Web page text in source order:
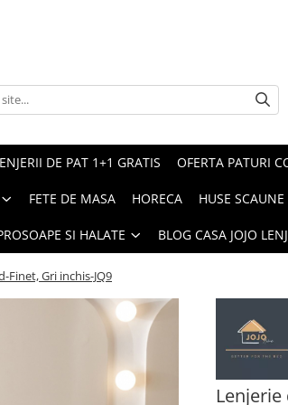
DE PAT 1+1 GRATIS OFERTA PATURI
FETE DE MASA HORECA HUSE
SI HALATE BLOG CASA JOJO
Finet, Gri inchis-JQ9
Lenjerie